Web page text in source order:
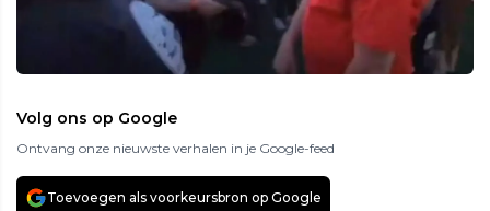
Volg ons op Google
Ontvang onze nieuwste verhalen in je Google-feed
Toevoegen als voorkeursbron op Google